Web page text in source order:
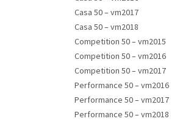
Casa 50 – vm2017
Casa 50 – vm2018
Competition 50 – vm2015
Competition 50 – vm2016
Competition 50 – vm2017
Performance 50 – vm2016
Performance 50 – vm2017
Performance 50 – vm2018